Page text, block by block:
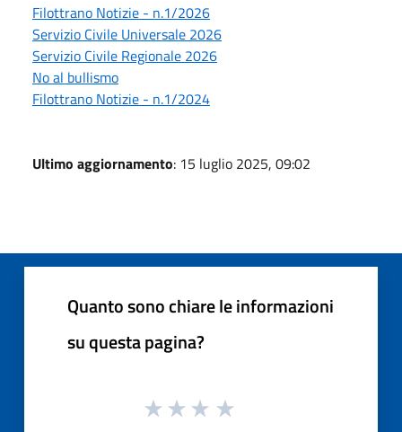
Filottrano Notizie - n.1/2026
Servizio Civile Universale 2026
Servizio Civile Regionale 2026
No al bullismo
Filottrano Notizie - n.1/2024
Ultimo aggiornamento: 15 luglio 2025, 09:02
Quanto sono chiare le informazioni
su questa pagina?